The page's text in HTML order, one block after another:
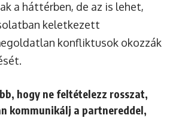
a háttérben, de az is lehet,
keletkezett
konfliktusok okozzák
hogy ne feltételezz rosszat,
kommunikálj a partnereddel,